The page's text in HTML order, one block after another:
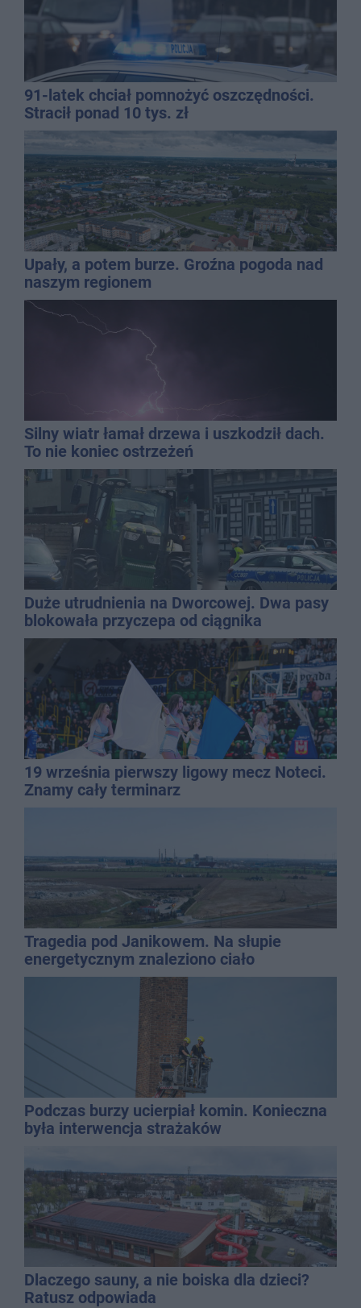
91-latek chciał pomnożyć oszczędności.
Stracił ponad 10 tys. zł
Upały, a potem burze. Groźna pogoda nad
naszym regionem
Silny wiatr łamał drzewa i uszkodził dach.
To nie koniec ostrzeżeń
Duże utrudnienia na Dworcowej. Dwa pasy
blokowała przyczepa od ciągnika
19 września pierwszy ligowy mecz Noteci.
Znamy cały terminarz
Tragedia pod Janikowem. Na słupie
energetycznym znaleziono ciało
mężczyzny
Podczas burzy ucierpiał komin. Konieczna
była interwencja strażaków
Dlaczego sauny, a nie boiska dla dzieci?
Ratusz odpowiada